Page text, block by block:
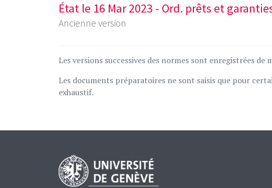
État le 16 Mar 2023 - Ord. prêts et
Ancienne version
Les versions successives des normes sont enregistrées
Les documents préparatoires ne sont saisis que pour
exhaustif.